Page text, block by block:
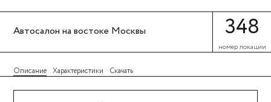
Автосалон на востоке Москвы 348
номер локации
Описание Характеристики Скачать